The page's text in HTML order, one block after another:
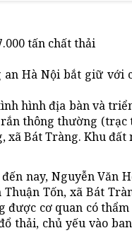
tấn chất thải
Hà Nội bắt giữ với
hình địa bàn và
thông thường
Bát Tràng. Khu
nay, Nguyễn Văn
Tốn, xã Bát
cơ quan có
thải, chủ yếu vào